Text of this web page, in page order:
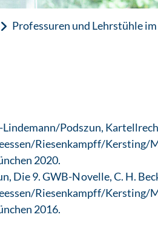
Professuren und Lehrstühle
Podszun,
Riesenkampff/Kersting/
2020.
Die 9. GWB-Novelle, C. H.
Riesenkampff/Kersting/
2016.